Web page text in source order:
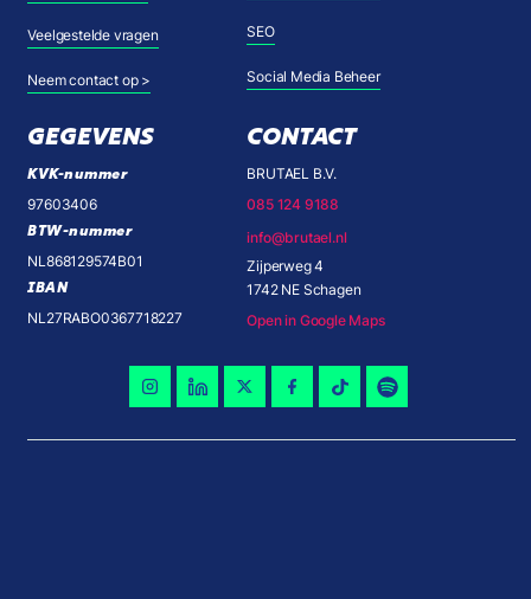
Veelgestelde vragen
Neem contact op >
SEO
Social Media Beheer
GEGEVENS
KVK-nummer
97603406
BTW-nummer
NL868129574B01
IBAN
NL27RABO0367718227
CONTACT
BRUTAEL B.V.
085 124 9188
info@brutael.nl
Zijperweg 4
1742 NE Schagen
Open in Google Maps